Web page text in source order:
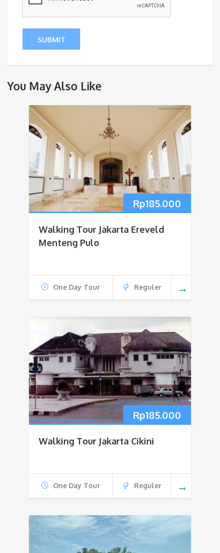
You May Also Like
Rp185.000
Walking Tour Jakarta Ereveld
Menteng Pulo
One Day Tour Reguler
Rp185.000
Walking Tour Jakarta Cikini
One Day Tour Reguler